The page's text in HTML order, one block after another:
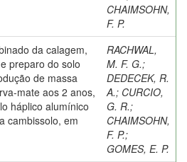
CHAIMSOHN,
F. P.
da calagem,
preparo do solo
de massa
mate aos 2 anos,
háplico alumínico
cambissolo, em
RACHWAL,
M. F. G.;
DEDECEK, R.
A.; CURCIO,
G. R.;
CHAIMSOHN,
F. P.;
GOMES, E. P.